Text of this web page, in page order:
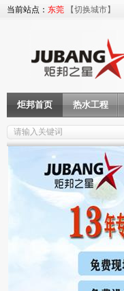
当前站点： 东莞 【切换城市】
炬邦首页 热水工程